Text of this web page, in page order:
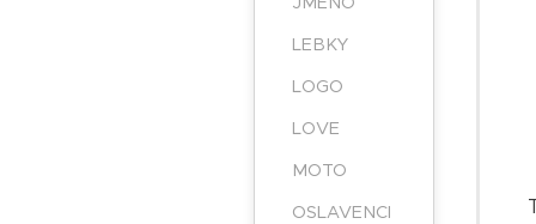
LEBKY
LOGO
LOVE
MOTO
OSLAVENCI